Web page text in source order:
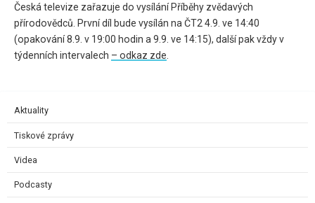
Česká televize zařazuje do vysílání Příběhy zvědavých
přírodovědců. První díl bude vysílán na ČT2 4.9. ve 14:40
(opakování 8.9. v 19:00 hodin a 9.9. ve 14:15), další pak vždy v
týdenních intervalech – odkaz zde
Aktuality
Tiskové zprávy
Videa
Podcasty